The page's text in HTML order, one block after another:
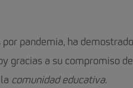
pandemia, ha
gracias a su compromiso
comunidad educativa.